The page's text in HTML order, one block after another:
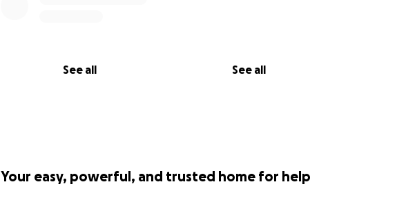
See all See all
Your easy, powerful, and trusted home for help